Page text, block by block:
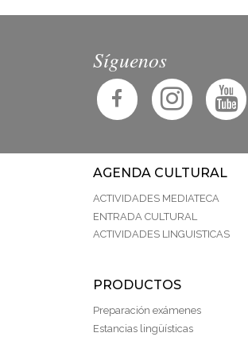
Síguenos
AGENDA CULTURAL
ACTIVIDADES MEDIATECA
ENTRADA CULTURAL
ACTIVIDADES LINGUISTICAS
PRODUCTOS
Preparación exámenes
Estancias lingüísticas